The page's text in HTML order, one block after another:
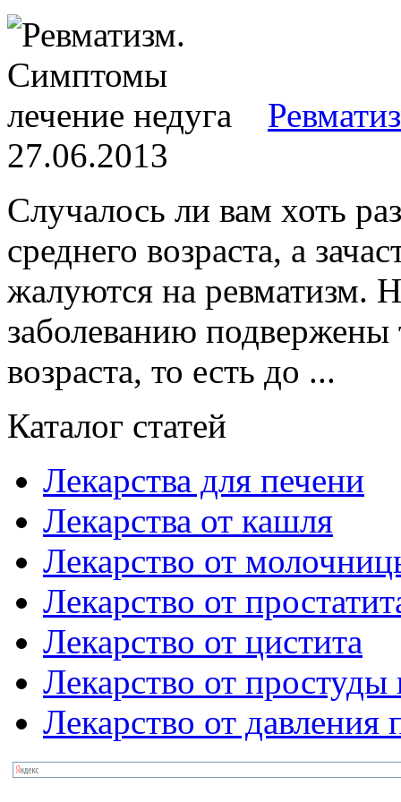
27.06.2013
Случалось ли вам хоть
среднего возраста, а
жалуются на ревматизм.
заболеванию подвержены
возраста, то есть до ...
Каталог статей
Лекарства для печени
Лекарства от кашля
Лекарство от
Лекарство от
Лекарство от цистита
Лекарство от простуды
Лекарство от